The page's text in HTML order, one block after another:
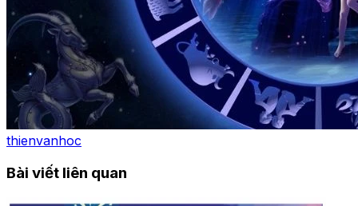
thienvanhoc
Bài viết liên quan